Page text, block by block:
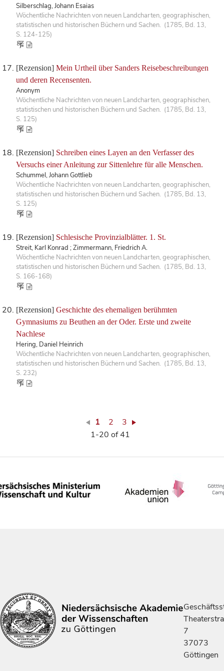
Silberschlag, Johann Esaias
Wöchentliche Nachrichten von neuen Landcharten, geographischen,
statistischen und historischen Büchern und Sachen. (1785, Bd. 13,
S. 124-125)
[Rezension] Mein Urtheil über Sanders Reisebeschreibungen
und deren Recensenten.
Anonym
Wöchentliche Nachrichten von neuen Landcharten, geographischen,
statistischen und historischen Büchern und Sachen. (1785, Bd. 13,
S. 125)
[Rezension] Schreiben eines Layen an den Verfasser des
Versuchs einer Anleitung zur Sittenlehre für alle Menschen.
Schummel, Johann Gottlieb
Wöchentliche Nachrichten von neuen Landcharten, geographischen,
statistischen und historischen Büchern und Sachen. (1785, Bd. 13,
S. 125)
[Rezension] Schlesische Provinzialblätter. 1. St.
Streit, Karl Konrad ; Zimmermann, Friedrich A.
Wöchentliche Nachrichten von neuen Landcharten, geographischen,
statistischen und historischen Büchern und Sachen. (1785, Bd. 13,
S. 166-168)
[Rezension] Geschichte des ehemaligen berühmten
Gymnasiums zu Beuthen an der Oder. Erste und zweite
Nachlese
Hering, Daniel Heinrich
Wöchentliche Nachrichten von neuen Landcharten, geographischen,
statistischen und historischen Büchern und Sachen. (1785, Bd. 13,
S. 232)
1 2
3
1-20 of 41
7
37073
Göttingen